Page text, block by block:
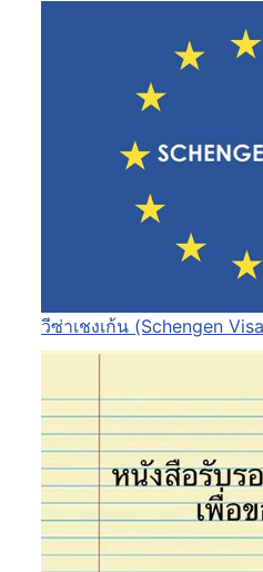
วีซ่าเชงเก้น (Schengen